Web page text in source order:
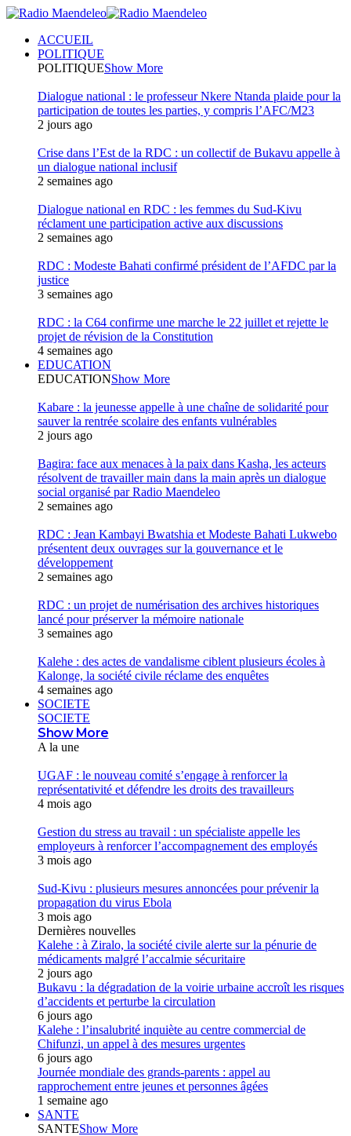
ACCUEIL
POLITIQUE
POLITIQUEShow More
Dialogue national : le professeur Nkere Ntanda plaide pour la
participation de toutes les parties, y compris l’AFC/M23
2 jours ago
Crise dans l’Est de la RDC : un collectif de Bukavu appelle à
un dialogue national inclusif
2 semaines ago
Dialogue national en RDC : les femmes du Sud-Kivu
réclament une participation active aux discussions
2 semaines ago
RDC : Modeste Bahati confirmé président de l’AFDC par la
justice
3 semaines ago
RDC : la C64 confirme une marche le 22 juillet et rejette le
projet de révision de la Constitution
4 semaines ago
EDUCATION
EDUCATIONShow More
Kabare : la jeunesse appelle à une chaîne de solidarité pour
sauver la rentrée scolaire des enfants vulnérables
2 jours ago
Bagira: face aux menaces à la paix dans Kasha, les acteurs
résolvent de travailler main dans la main après un dialogue
social organisé par Radio Maendeleo
2 semaines ago
RDC : Jean Kambayi Bwatshia et Modeste Bahati Lukwebo
présentent deux ouvrages sur la gouvernance et le
développement
2 semaines ago
RDC : un projet de numérisation des archives historiques
lancé pour préserver la mémoire nationale
3 semaines ago
Kalehe : des actes de vandalisme ciblent plusieurs écoles à
Kalonge, la société civile réclame des enquêtes
4 semaines ago
SOCIETE
SOCIETE
Show More
A la une
UGAF : le nouveau comité s’engage à renforcer la
représentativité et défendre les droits des travailleurs
4 mois ago
Gestion du stress au travail : un spécialiste appelle les
employeurs à renforcer l’accompagnement des employés
3 mois ago
Sud-Kivu : plusieurs mesures annoncées pour prévenir la
propagation du virus Ebola
3 mois ago
Dernières nouvelles
Kalehe : à Ziralo, la société civile alerte sur la pénurie de
médicaments malgré l’accalmie sécuritaire
2 jours ago
Bukavu : la dégradation de la voirie urbaine accroît les risques
d’accidents et perturbe la circulation
6 jours ago
Kalehe : l’insalubrité inquiète au centre commercial de
Chifunzi, un appel à des mesures urgentes
6 jours ago
Journée mondiale des grands-parents : appel au
rapprochement entre jeunes et personnes âgées
1 semaine ago
SANTE
SANTEShow More